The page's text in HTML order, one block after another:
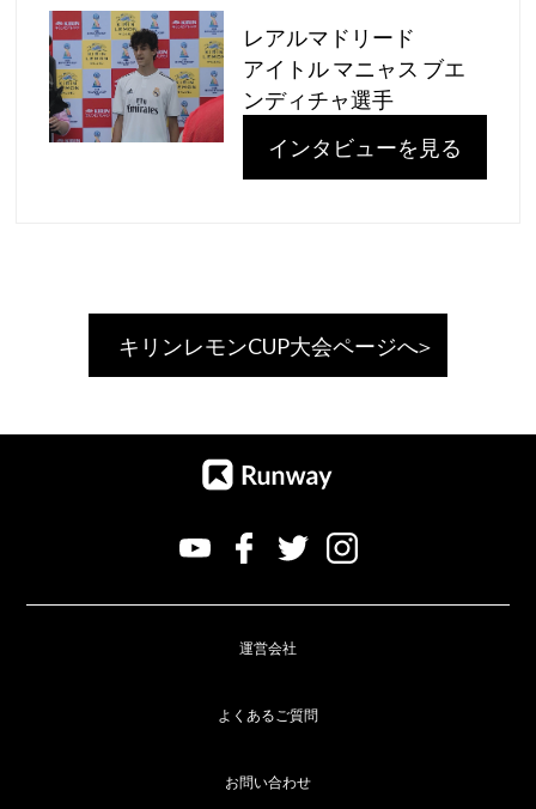
レアルマドリード
アイトル マニャス ブエ
ンディチャ選手
インタビューを見る
キリンレモンCUP大会ページへ
運営会社
よくあるご質問
お問い合わせ